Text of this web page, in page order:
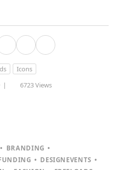
Icons
| 6723 Views
BRANDING
DESIGNEVENTS